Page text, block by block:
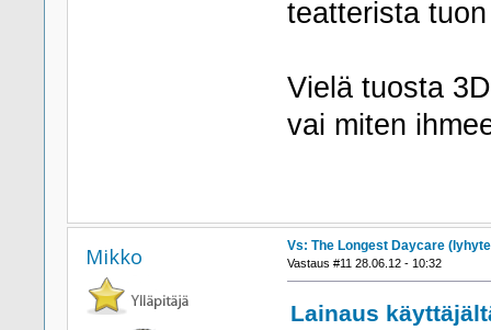
teatterista
Vielä tuosta
vai miten
Mikko Vs: The Longest Daycare
Vastaus #11 28.06.12 - 10:32
Lainaus